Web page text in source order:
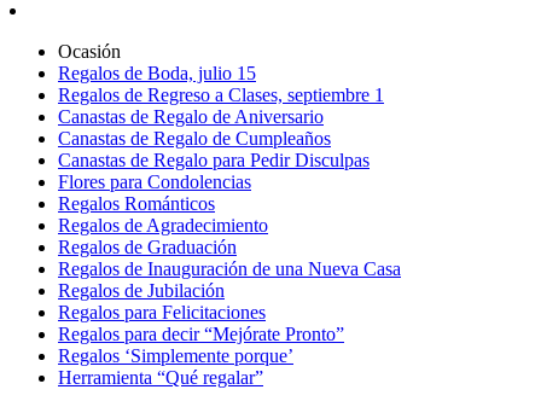
Ocasión
Regalos de Boda, julio 15
Regalos de Regreso a Clases, septiembre 1
Canastas de Regalo de Aniversario
Canastas de Regalo de Cumpleaños
Canastas de Regalo para Pedir Disculpas
Flores para Condolencias
Regalos Románticos
Regalos de Agradecimiento
Regalos de Graduación
Regalos de Inauguración de una Nueva Casa
Regalos de Jubilación
Regalos para Felicitaciones
Regalos para decir “Mejórate Pronto”
Regalos ‘Simplemente porque’
Herramienta “Qué regalar”